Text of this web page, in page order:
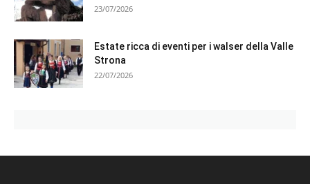
23/07/2026
Estate ricca di eventi per i walser della Valle
Strona
22/07/2026